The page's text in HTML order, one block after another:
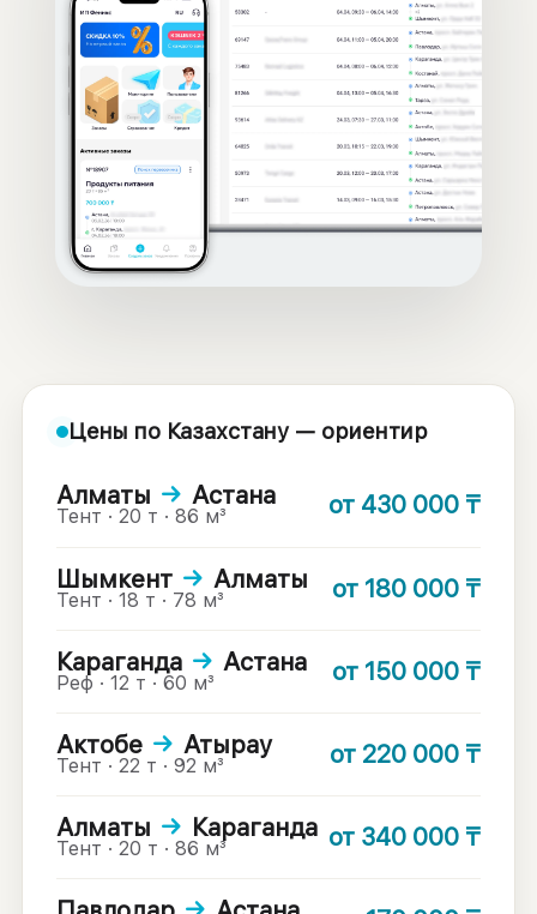
Цены по Казахстану — ориентир
Алматы → Астана
Тент · 20 т · 86 м³ от 430 000 ₸
Шымкент → Алматы
Тент · 18 т · 78 м³ от 180 000 ₸
Караганда → Астана
Реф · 12 т · 60 м³ от 150 000 ₸
Актобе → Атырау
Тент · 22 т · 92 м³ от 220 000 ₸
Алматы → Караганда
Тент · 20 т · 86 м³ от 340 000 ₸